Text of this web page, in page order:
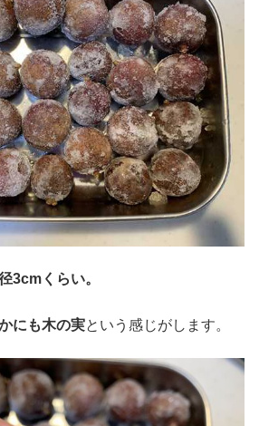
3cm くらい。
にも木の実という感じがします。